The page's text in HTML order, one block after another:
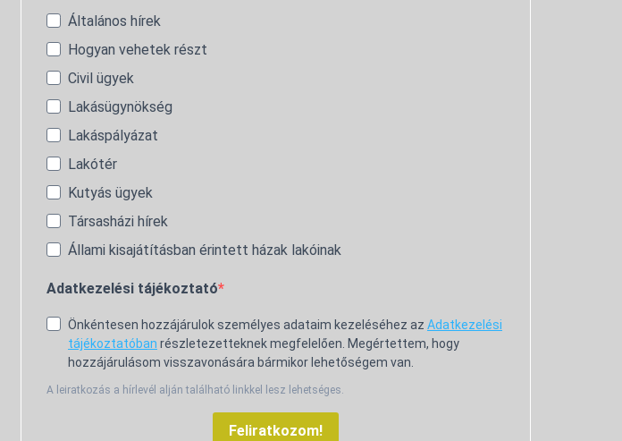
Általános hírek
Hogyan vehetek részt
Civil ügyek
Lakásügynökség
Lakáspályázat
Lakótér
Kutyás ügyek
Társasházi hírek
Állami kisajátításban érintett házak lakóinak
Adatkezelési tájékoztató
Önkéntesen hozzájárulok személyes adataim kezeléséhez az Adatkezelési
tájékoztatóban részletezetteknek megfelelően. Megértettem, hogy
hozzájárulásom visszavonására bármikor lehetőségem van.
A leiratkozás a hírlevél alján található linkkel lesz lehetséges.
Feliratkozom!